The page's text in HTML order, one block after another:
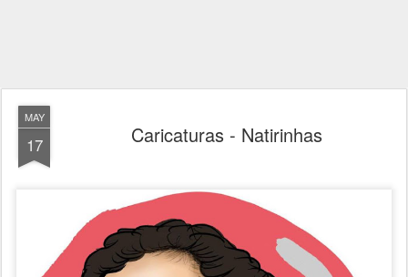
MAY
17 Caricaturas - Natirinhas